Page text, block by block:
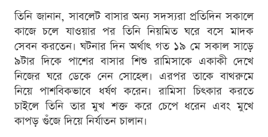
তিনি জানান, সাবলেট বাসার অন্য সদস্যরা প্রতিদিন সকালে
কাজে চলে যাওয়ার পর তিনি নিয়মিত ঘরে বসে মাদক
সেবন করতেন। ঘটনার দিন অর্থাৎ গত ১৯ মে সকাল সাড়ে
৯টার দিকে পাশের বাসার শিশু রামিসাকে একাকী দেখে
নিজের ঘরে ডেকে নেন সোহেল। এরপর তাকে বাথরুমে
নিয়ে পাশবিকভাবে ধর্ষণ করেন। রামিসা চিৎকার করতে
চাইলে তিনি তার মুখ শক্ত করে চেপে ধরেন এবং মুখে
কাপড় গুঁজে দিয়ে নির্যাতন চালান।